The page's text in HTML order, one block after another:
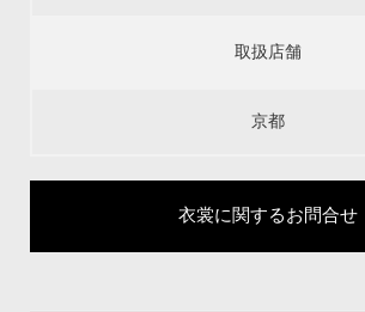
取扱店舗
京都
衣裳に関するお問合せ